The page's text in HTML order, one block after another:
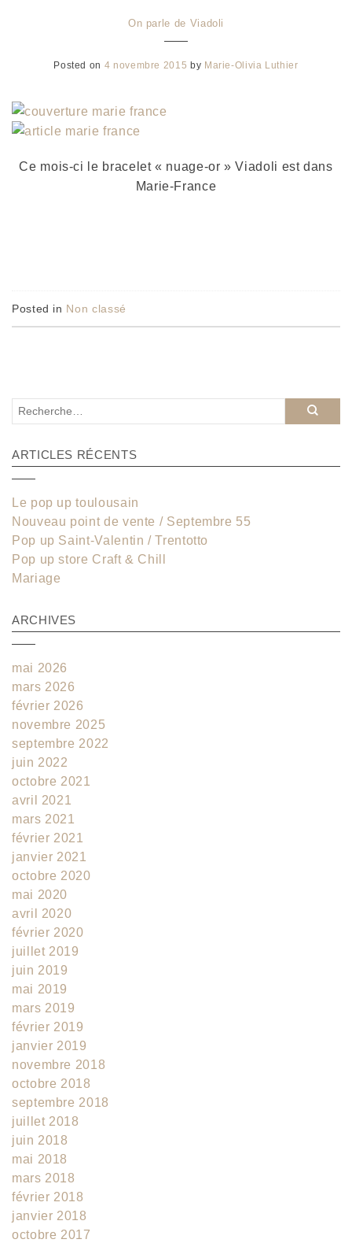
On parle de Viadoli
Posted on 4 novembre 2015 by Marie-Olivia Luthier
Ce mois-ci le bracelet « nuage-or » Viadoli est dans
Marie-France
Posted in Non classé
ARTICLES RÉCENTS
Le pop up toulousain
Nouveau point de vente / Septembre 55
Pop up Saint-Valentin / Trentotto
Pop up store Craft & Chill
Mariage
ARCHIVES
mai 2026
mars 2026
février 2026
novembre 2025
septembre 2022
juin 2022
octobre 2021
avril 2021
mars 2021
février 2021
janvier 2021
octobre 2020
mai 2020
avril 2020
février 2020
juillet 2019
juin 2019
mai 2019
mars 2019
février 2019
janvier 2019
novembre 2018
octobre 2018
septembre 2018
juillet 2018
juin 2018
mai 2018
mars 2018
février 2018
janvier 2018
octobre 2017